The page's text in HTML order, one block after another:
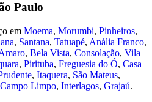
Paulo
em Moema, Morumbi, Pinheiros,
, Santana, Tatuapé, Anália Franco,
, Bela Vista, Consolação, Vila
, Pirituba, Freguesia do Ó, Casa
, Itaquera, São Mateus,
Campo Limpo, Interlagos, Grajaú.